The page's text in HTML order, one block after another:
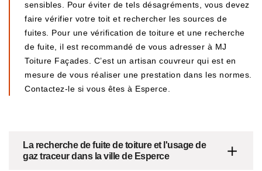
sensibles. Pour éviter de tels désagréments, vous devez
faire vérifier votre toit et rechercher les sources de
fuites. Pour une vérification de toiture et une recherche
de fuite, il est recommandé de vous adresser à MJ
Toiture Façades. C’est un artisan couvreur qui est en
mesure de vous réaliser une prestation dans les normes.
Contactez-le si vous êtes à Esperce.
La recherche de fuite de toiture et l'usage de
gaz traceur dans la ville de Esperce